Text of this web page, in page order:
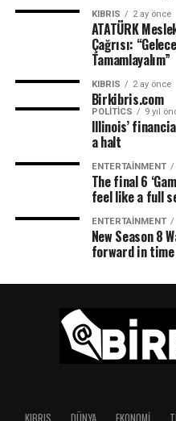
KIBRIS 2 ay önce
ATATÜRK
Çağrısı:
Tamamlayalım”
KIBRIS 2 ay önce
Birkibris.com
POLITICS 9 yıl
Illinois’
a halt
ENTERTAINMENT
The final 6
feel like a full
ENTERTAINMENT
New Season 8
forward in time
KIBRIS DÜNYA EKONOMI